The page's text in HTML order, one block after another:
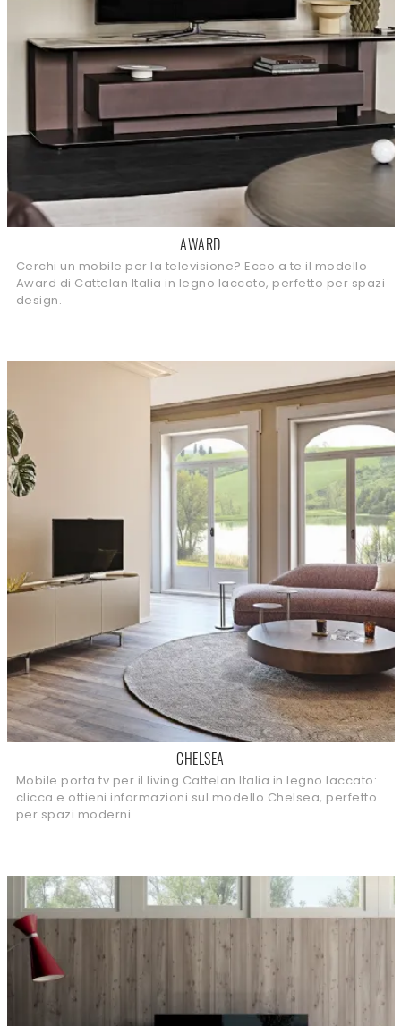
AWARD
Cerchi un mobile per la televisione? Ecco a te il modello
Award di Cattelan Italia in legno laccato, perfetto per spazi
design.
CHELSEA
Mobile porta tv per il living Cattelan Italia in legno laccato:
clicca e ottieni informazioni sul modello Chelsea, perfetto
per spazi moderni.